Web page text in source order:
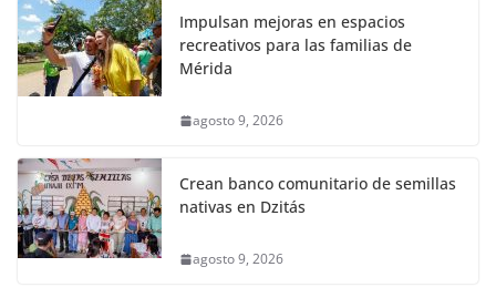
Impulsan mejoras en espacios
recreativos para las familias de
Mérida
agosto 9, 2026
Crean banco comunitario de semillas
nativas en Dzitás
agosto 9, 2026